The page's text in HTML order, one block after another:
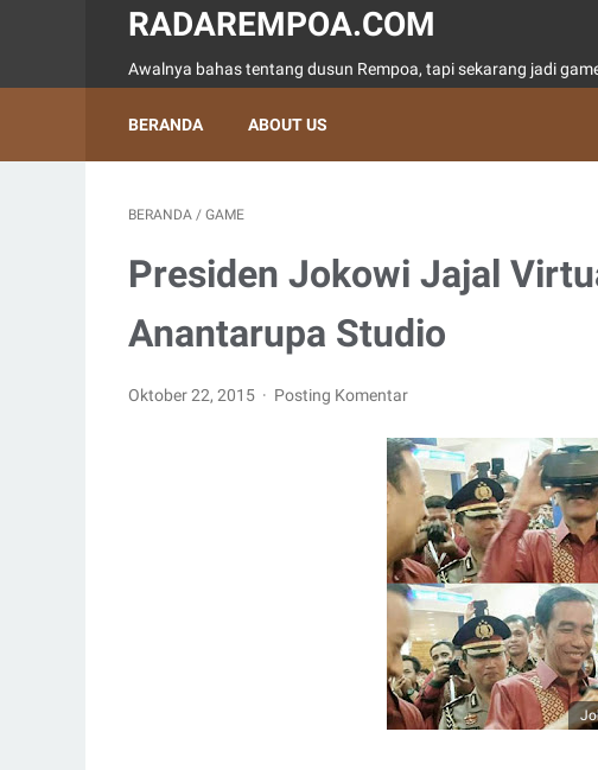
RADAREMPOA.COM
Awalnya bahas tentang dusun Rempoa, tapi sekarang jadi
BERANDA ABOUT US
BERANDA / GAME
Presiden Jokowi Jajal
Anantarupa Studio
Oktober 22, 2015 Posting Komentar